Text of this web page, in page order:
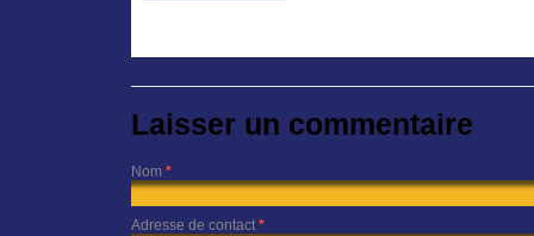
Laisser un commentaire
Nom *
Adresse de contact *